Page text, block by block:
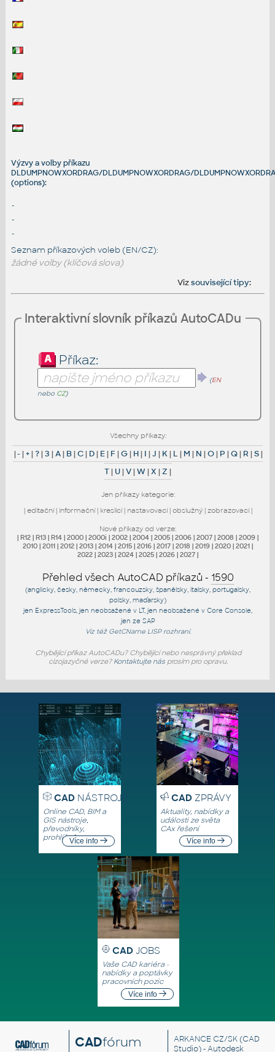
Výzvy a volby příkazu
DLDUMPNOWXORDRAG/DLDUMPNOWXORDRAG/
(options):
-
-
-
Seznam příkazových voleb (EN/CZ):
žádné volby (klíčová slova)
Vizsouvisející tipy:
Interaktivní slovník příkazů AutoCADu
Příkaz:
(EN
nebo CZ)
Všechny příkazy:
|- |+|?|3 |A| B|C| D| E| F |G| H| I |J | K| L | M | N |O| P |Q| R |S|
T| U|V|W|X |Z |
Jen příkazy kategorie:
| editační| informační| kreslicí| nastavovací| obslužný| zobrazovací|
Nové příkazy od verze:
| R12 | R13 | R14 | 2000 | 2000i | 2002 | 2004 | 2005 | 2006 | 2007 | 2008 | 2009 |
2010 | 2011 | 2012 | 2013 | 2014 | 2015 | 2016 | 2017 | 2018 | 2019 | 2020 | 2021 |
2022 | 2023 | 2024 | 2025 | 2026 | 2027 |
Přehled všech AutoCAD příkazů - 1590
(anglicky, česky, německy, francouzsky, španělsky, italsky, portugalsky,
polsky, maďarsky)
jen ExpressTools , jen neobsažené v LT, jen neobsažené v Core Console
jen ze SAP
Viz též GetCNameLISP rozhraní.
Chybějící příkaz AutoCADu? Chybějící nebo nesprávný překlad
cizojazyčné verze? Kontaktujte násprosím pro opravu.
CADNÁSTROJE
Online CAD, BIM a
GIS nástroje,
převodníky,
prohlížečeVíce info
CADZPRÁVY
Aktuality, nabídky a
události ze světa
CAx řešení
Více info
CAD JOBS
Vaše CAD kariéra -
nabídky a poptávky
pracovních pozic
Více info
CADfórum ARKANCE CZ/SK(CAD
Studio) - Autodesk